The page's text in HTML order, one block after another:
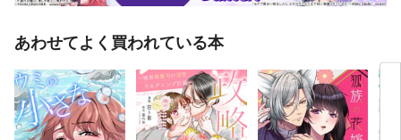
あわせてよく買われている本